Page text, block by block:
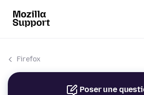
Firefox
Poser une